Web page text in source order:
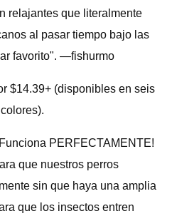
relajantes que literalmente
al pasar tiempo bajo las
favorito". —fishurmo
$14.39+ (disponibles en seis
PERFECTAMENTE!
que nuestros perros
sin que haya una amplia
que los insectos entren